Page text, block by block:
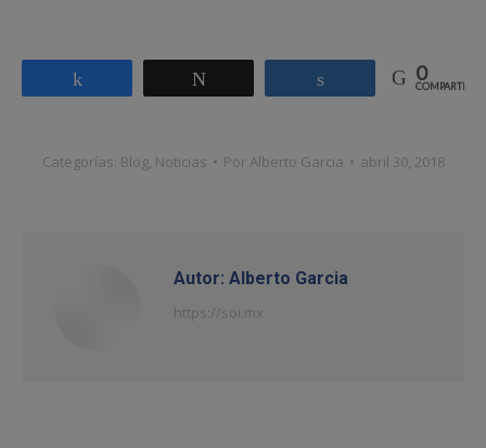
Compartir 0
COMPARTIR
Categorías: Blog, Noticias PorAlberto Garcia abril 30, 2018
Autor: Alberto Garcia
https://soi.mx